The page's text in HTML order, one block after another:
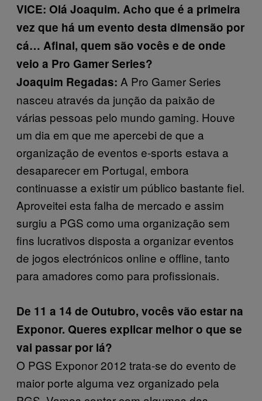
VICE: Olá Joaquim. Acho que é a primeira
vez que há um evento desta dimensão por
cá… Afinal, quem são vocês e de onde
veio a Pro Gamer Series?
Joaquim Regadas: A Pro Gamer Series
nasceu através da junção da paixão de
várias pessoas pelo mundo gaming. Houve
um dia em que me apercebi de que a
organização de eventos e-sports estava a
desaparecer em Portugal, embora
continuasse a existir um público bastante fiel.
Aproveitei esta falha de mercado e assim
surgiu a PGS como uma organização sem
fins lucrativos disposta a organizar eventos
de jogos electrónicos online e offline, tanto
para amadores como para profissionais.
De 11 a 14 de Outubro, vocês vão estar na
Exponor. Queres explicar melhor o que se
vai passar por lá?
O PGS Exponor 2012 trata-se do evento de
maior porte alguma vez organizado pela